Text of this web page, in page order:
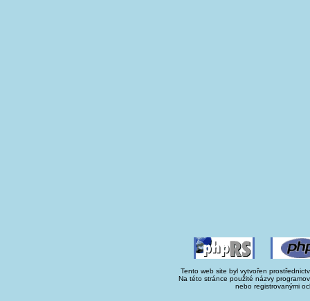
Tento web site byl vytvořen
Na této stránce použité názvy
nebo registrovanými